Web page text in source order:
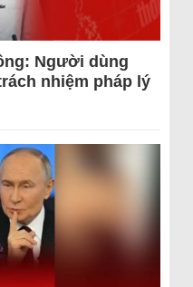
Người dùng
nhiệm pháp lý